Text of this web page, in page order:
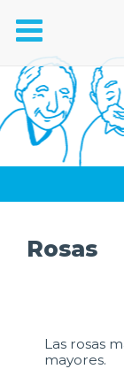
Toggle
navigation
Rosas
Las rosas
mayores.